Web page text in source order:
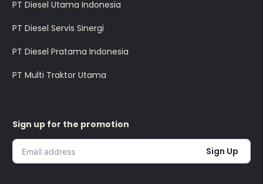
PT Diesel Utama Indonesia
PT Diesel Servis Sinergi
PT Diesel Pratama Indonesia
PT Multi Traktor Utama
Sign up for the promotion
Sign Up